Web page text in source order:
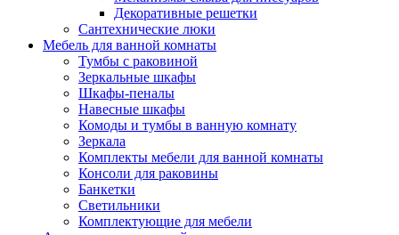
Декоративные решетки
Сантехнические люки
Мебель для ванной комнаты
Тумбы с раковиной
Зеркальные шкафы
Шкафы-пеналы
Навесные шкафы
Комоды и тумбы в ванную комнату
Зеркала
Комплекты мебели для ванной комнаты
Консоли для раковины
Банкетки
Светильники
Комплектующие для мебели